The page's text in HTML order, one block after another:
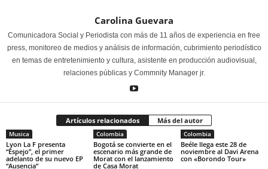
Carolina Guevara
Comunicadora Social y Periodista con más de 11 años de experiencia en free
press, monitoreo de medios y análisis de información, cubrimiento periodístico
en temas de entretenimiento y cultura, asistente en producción audiovisual,
relaciones públicas y Commnity Manager jr.
Artículos relacionados Más del autor
Musica
Lyon La F presenta
“Espejo”, el primer
adelanto de su nuevo EP
“Ausencia”
Colombia
Bogotá se convierte en el
escenario más grande de
Morat con el lanzamiento
de Casa Morat
Colombia
Beéle llega este 28 de
noviembre al Davi Arena
con «Borondo Tour»